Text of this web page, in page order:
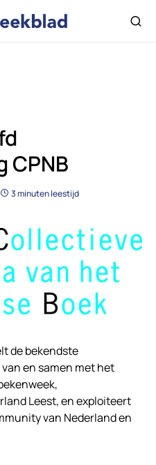
CPNB
3 minuten leestijd
de bekendste
en samen met het
Leest, en exploiteert
van Nederland en